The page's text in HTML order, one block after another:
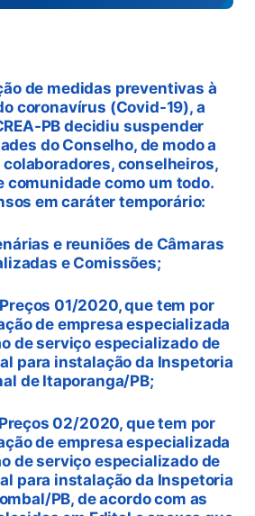
de medidas preventivas à
coronavírus (Covid-19), a
PB decidiu suspender
do Conselho, de modo a
conselheiros,
comunidade como um todo.
em caráter temporário:
e reuniões de Câmaras
e Comissões;
01/2020, que tem por
de empresa especializada
de serviço especializado de
para instalação da Inspetoria
de Itaporanga/PB;
02/2020, que tem por
de empresa especializada
de serviço especializado de
para instalação da Inspetoria
PB, de acordo com as